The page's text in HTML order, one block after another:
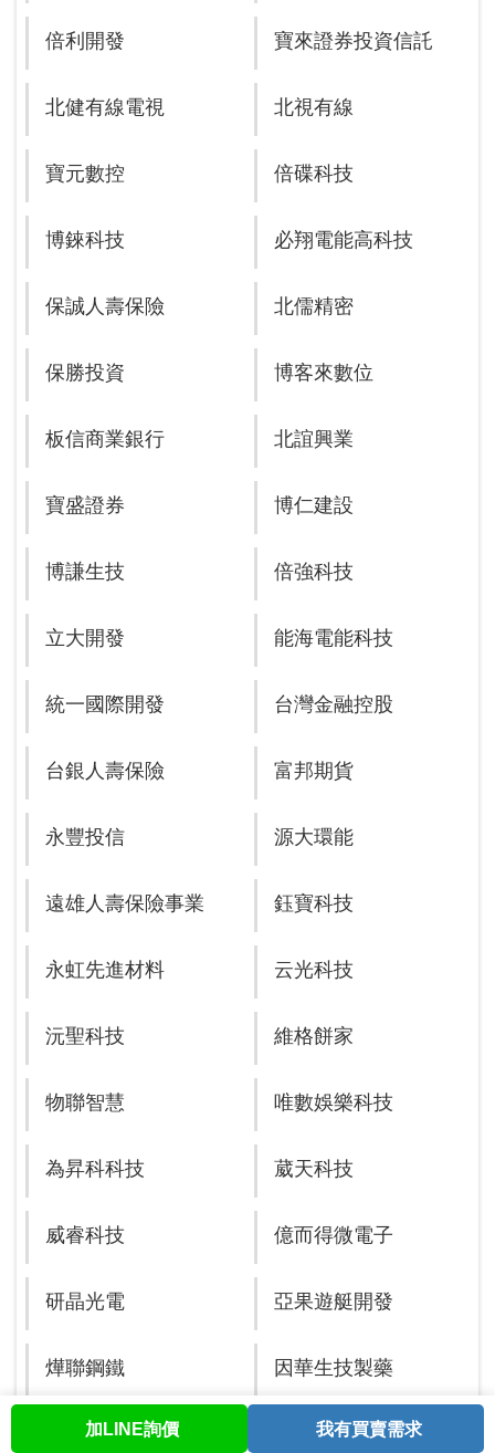
股票查詢 與我聯繫 會員中心
倍利開發 寶來證券投資信託
北健有線電視 北視有線
寶元數控 倍碟科技
博錸科技 必翔電能高科技
保誠人壽保險 北儒精密
保勝投資 博客來數位
板信商業銀行 北誼興業
寶盛證券 博仁建設
博謙生技 倍強科技
立大開發 能海電能科技
統一國際開發 台灣金融控股
台銀人壽保險 富邦期貨
永豐投信 源大環能
遠雄人壽保險事業 鈺寶科技
永虹先進材料 云光科技
沅聖科技 維格餅家
物聯智慧 唯數娛樂科技
為昇科科技 葳天科技
威睿科技 億而得微電子
研晶光電 亞果遊艇開發
燁聯鋼鐵 因華生技製藥
有量科技 安成生物科技
加LINE詢價 我有買賣需求